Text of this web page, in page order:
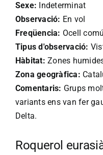
Sexe: Indeterminat
Observació: En vol
Freqüencia: Ocell comú
Tipus d'observació:
Hàbitat: Zones
Zona geogràfica:
Comentaris: Grups
variants ens van fer
Delta.
Roquerol